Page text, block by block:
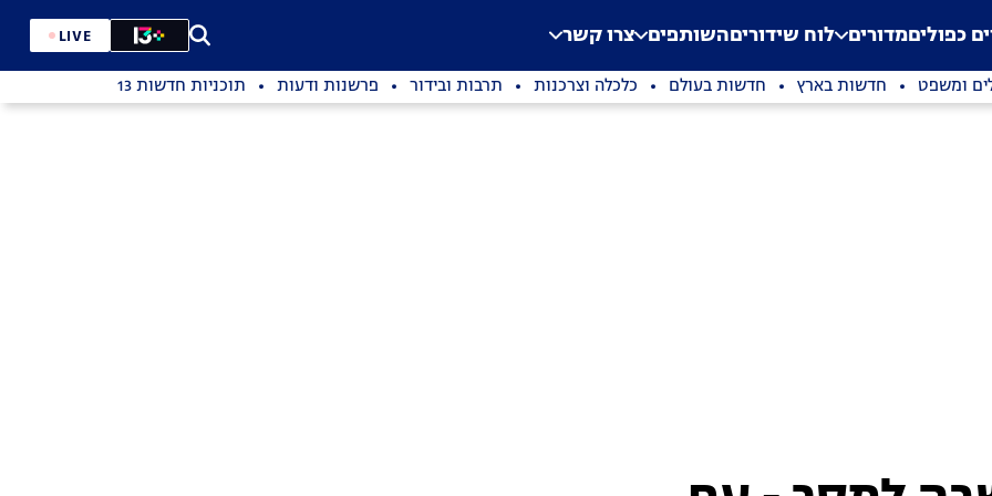
Application error: a
. כפוליםמדורים לוח שידוריםהשותפים צרו קשר LIVE
ומשפט חדשות בארץ חדשות בעולם כלכלה וצרכנות תרבות ובידור פרשנות ודעות תוכניות חדשות 13